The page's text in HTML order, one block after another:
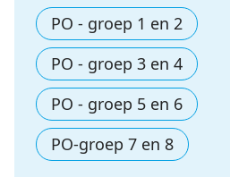
PO - groep 1 en 2
PO - groep 3 en 4
PO - groep 5 en 6
PO-groep 7 en 8